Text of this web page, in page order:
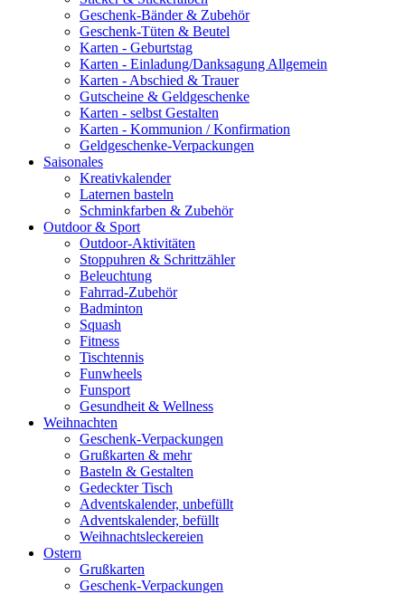
Geschenk-Bänder & Zubehör
Geschenk-Tüten & Beutel
Karten - Geburtstag
Karten - Einladung/Danksagung Allgemein
Karten - Abschied & Trauer
Gutscheine & Geldgeschenke
Karten - selbst Gestalten
Karten - Kommunion / Konfirmation
Geldgeschenke-Verpackungen
Saisonales
Kreativkalender
Laternen basteln
Schminkfarben & Zubehör
Outdoor & Sport
Outdoor-Aktivitäten
Stoppuhren & Schrittzähler
Beleuchtung
Fahrrad-Zubehör
Badminton
Squash
Fitness
Tischtennis
Funwheels
Funsport
Gesundheit & Wellness
Weihnachten
Geschenk-Verpackungen
Grußkarten & mehr
Basteln & Gestalten
Gedeckter Tisch
Adventskalender, unbefüllt
Adventskalender, befüllt
Weihnachtsleckereien
Ostern
Grußkarten
Geschenk-Verpackungen